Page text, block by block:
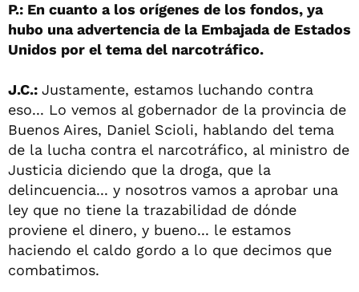
P.: En cuanto a los orígenes de los fondos, ya
hubo una advertencia de la Embajada de Estados
Unidos por el tema del narcotráfico.
J.C.: Justamente, estamos luchando contra
eso... Lo vemos al gobernador de la provincia de
Buenos Aires, Daniel Scioli, hablando del tema
de la lucha contra el narcotráfico, al ministro de
Justicia diciendo que la droga, que la
delincuencia... y nosotros vamos a aprobar una
ley que no tiene la trazabilidad de dónde
proviene el dinero, y bueno... le estamos
haciendo el caldo gordo a lo que decimos que
combatimos.